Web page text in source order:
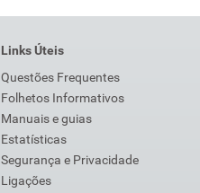
Links Úteis
Questões Frequentes
Folhetos Informativos
Manuais e guias
Estatísticas
Segurança e Privacidade
Ligações